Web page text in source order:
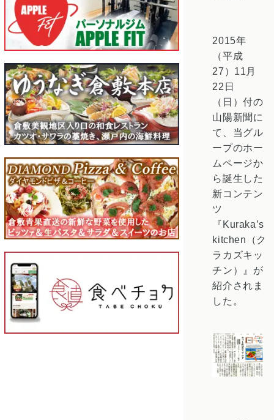
2015年
（平成
27）11月
22日
（日）付の
山陽新聞に
て、当グル
ープのホー
ムページか
ら誕生した
新コンテン
ツ
『Kuraka’s
kitchen（ク
ラカズキッ
チン）』が
紹介されま
した。